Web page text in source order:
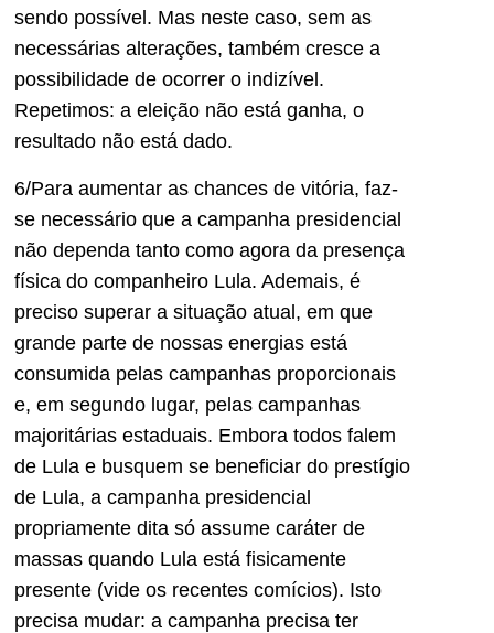
sendo possível. Mas neste caso, sem as
necessárias alterações, também cresce a
possibilidade de ocorrer o indizível.
Repetimos: a eleição não está ganha, o
resultado não está dado.
6/Para aumentar as chances de vitória, faz-
se necessário que a campanha presidencial
não dependa tanto como agora da presença
física do companheiro Lula. Ademais, é
preciso superar a situação atual, em que
grande parte de nossas energias está
consumida pelas campanhas proporcionais
e, em segundo lugar, pelas campanhas
majoritárias estaduais. Embora todos falem
de Lula e busquem se beneficiar do prestígio
de Lula, a campanha presidencial
propriamente dita só assume caráter de
massas quando Lula está fisicamente
presente (vide os recentes comícios). Isto
precisa mudar: a campanha precisa ter